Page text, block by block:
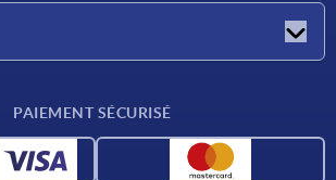
PAIEMENT SÉCURISÉ